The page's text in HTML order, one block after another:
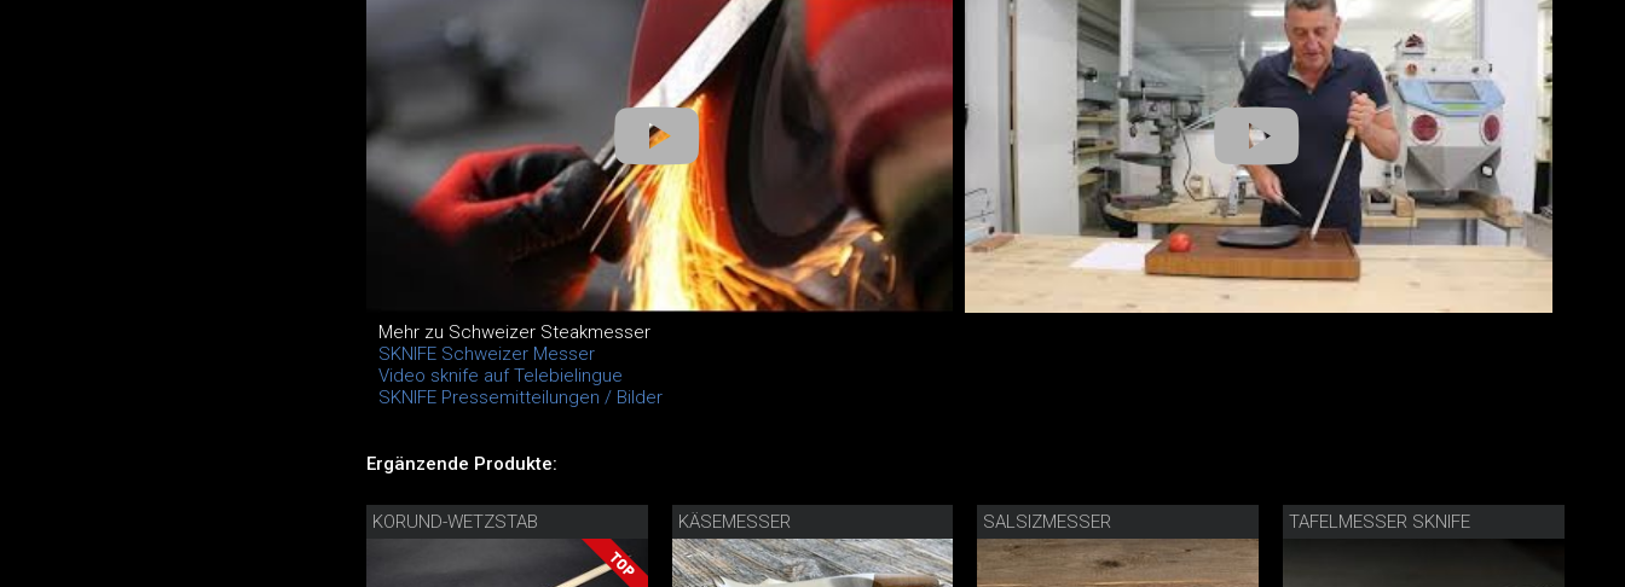
Mehr zu Schweizer Steakmesser
SKNIFE Schweizer Messer
Video sknife auf Telebielingue
SKNIFE Pressemitteilungen / Bilder
Ergänzende Produkte:
KORUND-WETZSTAB KÄSEMESSER SALSIZMESSER TAFELMESSER SKNIFE